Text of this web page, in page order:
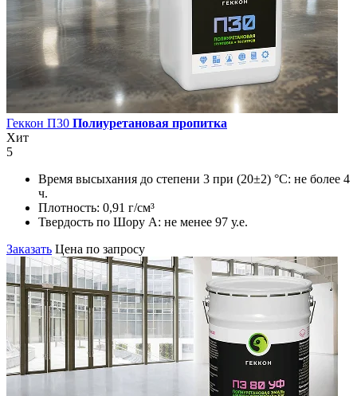
Геккон П30 Полиуретановая пропитка
Хит
5
Время высыхания до степени 3 при (20±2) °С: не более 4
ч.
Плотность: 0,91 г/см³
Твердость по Шору А: не менее 97 у.е.
Заказать Цена по запросу